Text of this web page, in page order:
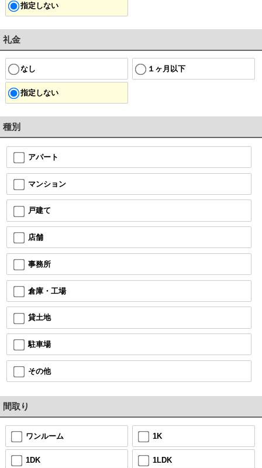
指定しない
礼金
なし １ヶ月以下
指定しない
種別
アパート
マンション
戸建て
店舗
事務所
倉庫・工場
貸土地
駐車場
その他
間取り
ワンルーム 1K
1DK 1LDK